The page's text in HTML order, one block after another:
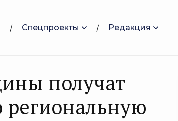
Спецпроекты Редакция
получат